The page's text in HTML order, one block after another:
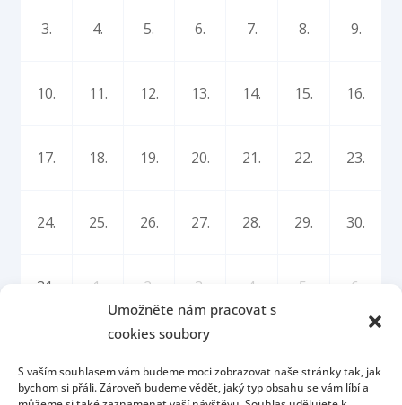
Umožněte nám pracovat s
cookies soubory
S vaším souhlasem vám budeme moci zobrazovat naše stránky tak, jak
bychom si přáli. Zároveň budeme vědět, jaký typ obsahu se vám líbí a
3. 4. 5. 6. 7. 8. 9.
10. 11. 12. 13. 14. 15. 16.
17. 18. 19. 20. 21. 22. 23.
24. 25. 26. 27. 28. 29. 30.
31. 1. 2. 3. 4. 5. 6.